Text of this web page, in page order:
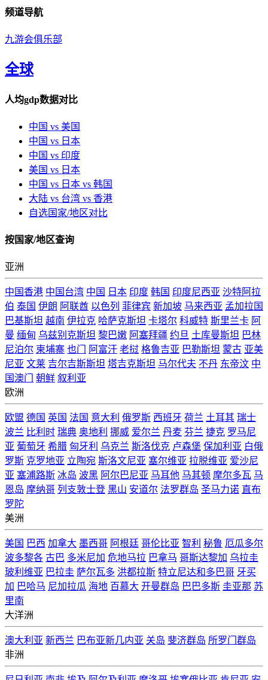
频道导航
九游会俱乐部
全球
人均gdp数据对比
中国 vs 美国
中国 vs 日本
中国 vs 印度
美国 vs 日本
中国 vs 日本 vs 韩国
大陆 vs 台湾 vs 香港
自选国家/地区对比
按国家/地区查询
亚洲
中国香港 中国台湾 中国 日本 印度 韩国 印度尼西亚 沙特阿拉
伯 泰国 伊朗 阿联酋 以色列 菲律宾 新加坡 马来西亚 孟加拉国
巴基斯坦 越南 伊拉克 哈萨克斯坦 卡塔尔 科威特 斯里兰卡 阿
曼 缅甸 乌兹别克斯坦 黎巴嫩 阿塞拜疆 约旦 土库曼斯坦 巴林
尼泊尔 柬埔寨 也门 阿富汗 老挝 格鲁吉亚 巴勒斯坦 蒙古 亚美
尼亚 文莱 吉尔吉斯斯坦 塔吉克斯坦 马尔代夫 不丹 东帝汶 中
国澳门
朝鲜 叙利亚
欧洲
欧盟 德国 英国 法国 意大利 俄罗斯 西班牙 荷兰 土耳其 瑞士
波兰 比利时 瑞典 奥地利 挪威 爱尔兰 丹麦 芬兰 捷克 罗马尼
亚 葡萄牙 希腊 匈牙利 乌克兰 斯洛伐克 卢森堡 保加利亚 白俄
罗斯 克罗地亚 立陶宛 斯洛文尼亚 塞尔维亚 拉脱维亚 爱沙尼
亚 塞浦路斯 冰岛 波黑 阿尔巴尼亚 马耳他 马其顿 摩尔多瓦 马
恩岛 摩纳哥 列支敦士登 黑山 安道尔 法罗群岛 圣马力诺 直布
罗陀
美洲
美国 巴西 加拿大 墨西哥 阿根廷 哥伦比亚 智利 秘鲁 厄瓜多尔
波多黎各 古巴 多米尼加 危地马拉 巴拿马 哥斯达黎加 乌拉圭
玻利维亚 巴拉圭 萨尔瓦多 洪都拉斯 特立尼达和多巴哥 牙买
加 巴哈马 尼加拉瓜 海地 百慕大 开曼群岛 巴巴多斯 圭亚那 苏
里南
大洋洲
澳大利亚 新西兰 巴布亚新几内亚 关岛 斐济群岛 所罗门群岛
非洲